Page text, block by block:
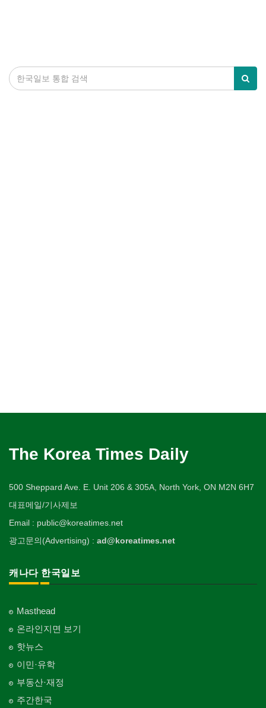
The Korea Times Daily
500 Sheppard Ave. E. Unit 206 & 305A, North York, ON M2N 6H7
대표메일/기사제보
Email : public@koreatimes.net
광고문의(Advertising) : ad@koreatimes.net
캐나다 한국일보
Masthead
온라인지면 보기
핫뉴스
이민·유학
부동산·재정
주간한국